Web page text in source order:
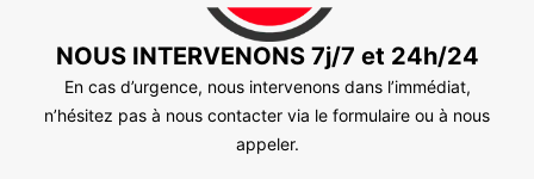
NOUS INTERVENONS 7j/7 et 24h/24
En cas d’urgence, nous intervenons dans l’immédiat,
n’hésitez pas à nous contacter via le formulaire ou à nous
appeler.